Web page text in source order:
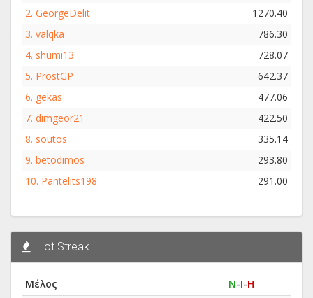
2. GeorgeDelit
1270.40
3. valqka
786.30
4. shumi13
728.07
5. ProstGP
642.37
6. gekas
477.06
7. dimgeor21
422.50
8. soutos
335.14
9. betodimos
293.80
10. Pantelits198 291.00
Hot Streak
Μέλος Ν-Ι-Η